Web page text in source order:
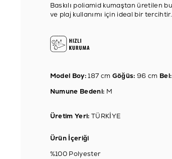
Baskılı poliamid kumaştan üretilen
ve plaj kullanımı için ideal bir tercihtir.
Model Boy:187 cm Göğüs: 96 cm Bel:
Numune Bedeni: M
Üretim Yeri: TÜRKİYE
Ürün İçeriği
%100 Polyester